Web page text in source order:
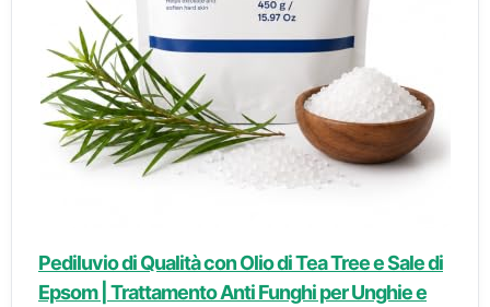
Pediluvio di Qualità con Olio di Tea Tree e Sale di
Epsom | Trattamento Anti Funghi per Unghie e